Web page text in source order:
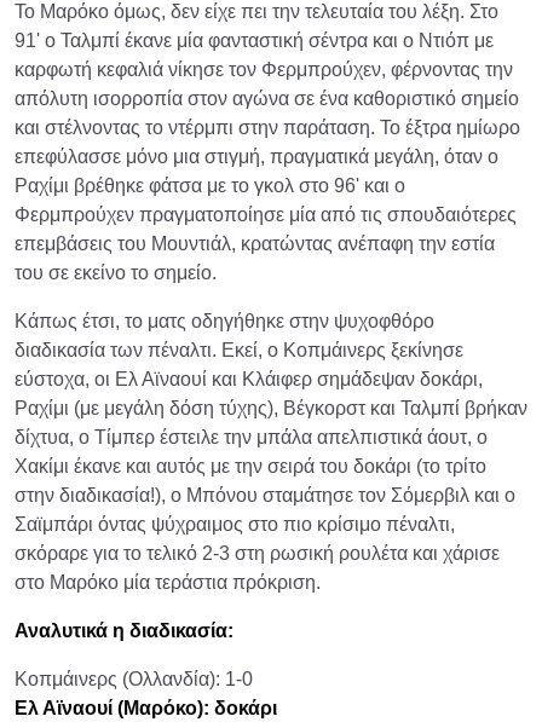
Το Μαρόκο όμως, δεν είχε πει την τελευταία του λέξη. Στο
91' ο Ταλμπί έκανε μία φανταστική σέντρα και ο Ντιόπ με
καρφωτή κεφαλιά νίκησε τον Φερμπρούχεν, φέρνοντας την
απόλυτη ισορροπία στον αγώνα σε ένα καθοριστικό σημείο
και στέλνοντας το ντέρμπι στην παράταση. To έξτρα ημίωρο
επεφύλασσε μόνο μια στιγμή, πραγματικά μεγάλη, όταν ο
Ραχίμι βρέθηκε φάτσα με το γκολ στο 96' και ο
Φερμπρούχεν πραγματοποίησε μία από τις σπουδαιότερες
επεμβάσεις του Μουντιάλ, κρατώντας ανέπαφη την εστία
του σε εκείνο το σημείο.
Κάπως έτσι, το ματς οδηγήθηκε στην ψυχοφθόρο
διαδικασία των πέναλτι. Εκεί, ο Κοπμάινερς ξεκίνησε
εύστοχα, οι Ελ Αϊναουί και Κλάιφερ σημάδεψαν δοκάρι,
Ραχίμι (με μεγάλη δόση τύχης), Βέγκορστ και Ταλμπί βρήκαν
δίχτυα, ο Τίμπερ έστειλε την μπάλα απελπιστικά άουτ, ο
Χακίμι έκανε και αυτός με την σειρά του δοκάρι (το τρίτο
στην διαδικασία!), ο Μπόνου σταμάτησε τον Σόμερβιλ και ο
Σαϊμπάρι όντας ψύχραιμος στο πιο κρίσιμο πέναλτι,
σκόραρε για το τελικό 2-3 στη ρωσική ρουλέτα και χάρισε
στο Μαρόκο μία τεράστια πρόκριση.
Αναλυτικά η διαδικασία:
Κοπμάινερς (Ολλανδία): 1-0
Ελ Αϊναουί (Μαρόκο): δοκάρι